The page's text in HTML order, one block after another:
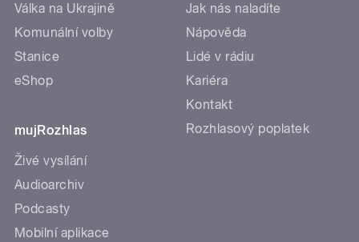
Válka na Ukrajině
Komunální volby
Stanice
eShop
mujRozhlas
Živé vysílání
Audioarchiv
Podcasty
Mobilní aplikace
Jak nás naladíte
Nápověda
Lidé v rádiu
Kariéra
Kontakt
Rozhlasový poplatek